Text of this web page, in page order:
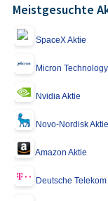
Meistgesuchte
SpaceX Aktie
Micron
Nvidia Aktie
Novo-Nordisk Aktie
Amazon Aktie
Deutsche Telekom